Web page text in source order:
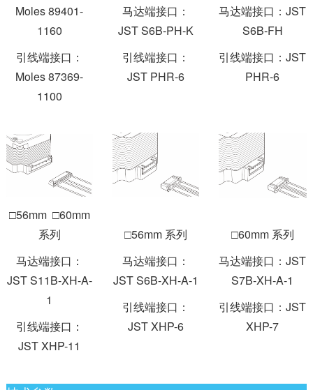
Moles 89401-
1160
引线端接口：
Moles 87369-
1100
马达端接口：
JST S6B-PH-K
引线端接口：
JST PHR-6
马达端接口：JST
S6B-FH
引线端接口：JST
PHR-6
□56mm □60mm
系列
马达端接口：
JST S11B-XH-A-
1
引线端接口：
JST XHP-11
□56mm 系列
马达端接口：
JST S6B-XH-A-1
引线端接口：
JST XHP-6
□60mm 系列
马达端接口：JST
S7B-XH-A-1
引线端接口：JST
XHP-7